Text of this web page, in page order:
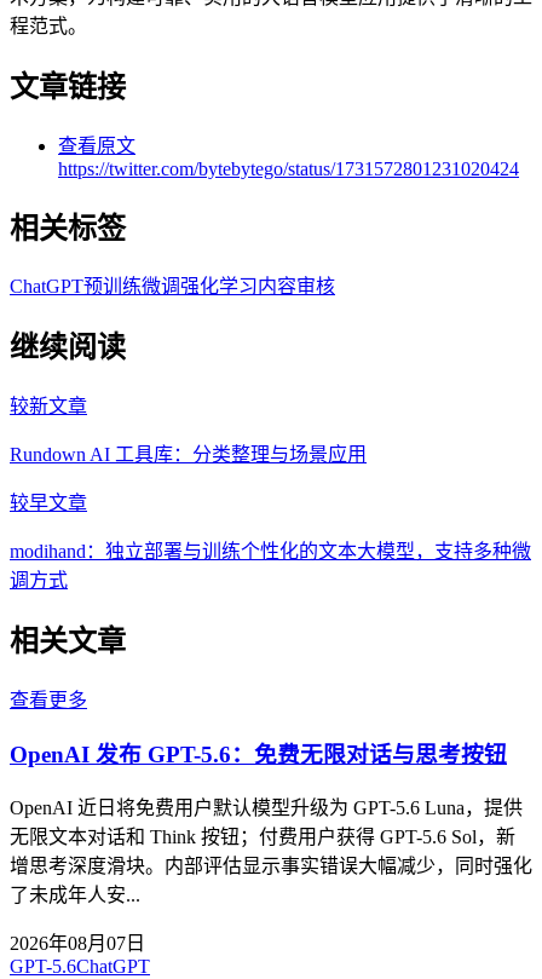
程范式。
文章链接
查看原文
https://twitter.com/bytebytego/status/1731572801231020424
相关标签
ChatGPT预训练微调强化学习内容审核
继续阅读
较新文章
Rundown AI 工具库：分类整理与场景应用
较早文章
modihand：独立部署与训练个性化的文本大模型，支持多种微
调方式
相关文章
查看更多
OpenAI 发布 GPT-5.6：免费无限对话与思考按钮
OpenAI 近日将免费用户默认模型升级为 GPT-5.6 Luna，提供
无限文本对话和 Think 按钮；付费用户获得 GPT-5.6 Sol，新
增思考深度滑块。内部评估显示事实错误大幅减少，同时强化
了未成年人安...
2026年08月07日
GPT-5.6ChatGPT